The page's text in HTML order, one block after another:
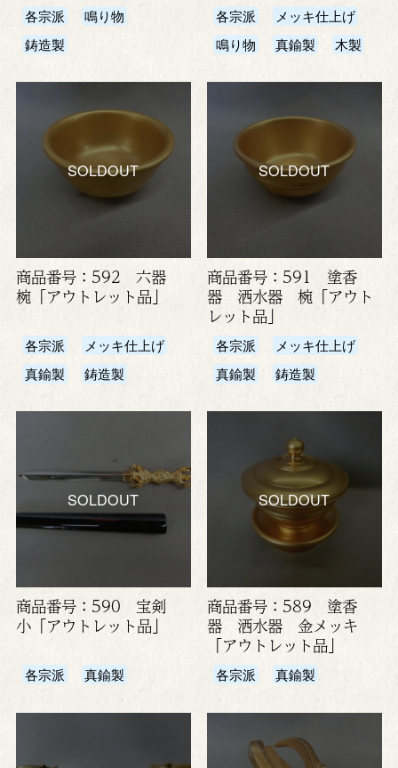
各宗派
鳴り物
鋳造製
各宗派
メッキ仕上げ
鳴り物
真鍮製 木製
SOLDOUT
商品番号：592 六器
椀「アウトレット品」
各宗派
メッキ仕上げ
真鍮製
鋳造製
SOLDOUT
商品番号：591 塗香
器 洒水器 椀「アウト
レット品」
各宗派
メッキ仕上げ
真鍮製
鋳造製
SOLDOUT
商品番号：590 宝剣
小「アウトレット品」
各宗派 真鍮製
SOLDOUT
商品番号：589 塗香
器 洒水器 金メッキ
「アウトレット品」
各宗派 真鍮製